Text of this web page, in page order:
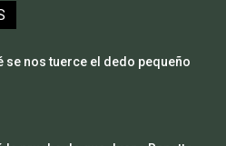
se nos tuerce el dedo pequeño